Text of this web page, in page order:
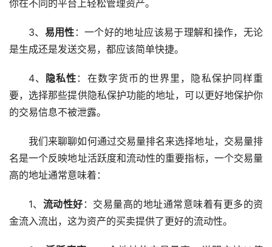
你在不同的平台上轻松管理资产。
3、 易用性 ：一个好的地址应该易于理解和操作，无论
是生成还是发送交易，都应该简单快捷。
4、 隐私性 ：在数字货币的世界里，隐私保护同样重
要，选择那些提供隐私保护功能的地址，可以更好地保护你
的交易信息不被泄露。
我们来聊聊如何通过交易量排名来选择地址，交易量排
名是一个反映地址活跃度和流动性的重要指标，一个交易量
高的地址通常意味着：
1、 流动性好 ：交易量高的地址通常意味着有更多的资
金流入流出，这为资产的买卖提供了更好的流动性。